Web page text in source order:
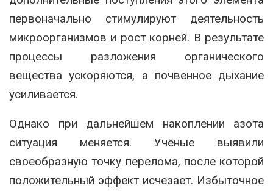
первоначально стимулируют деятельность
микроорганизмов и рост корней. В результате
процессы разложения органического
вещества ускоряются, а почвенное дыхание
усиливается.
Однако при дальнейшем накоплении азота
ситуация меняется. Учёные выявили
своеобразную точку перелома, после которой
положительный эффект исчезает. Избыточное